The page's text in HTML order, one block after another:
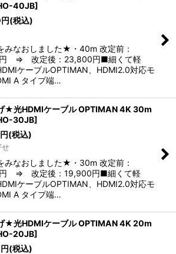
40JB]
円(税込)
みなおしました★・40m 改定前：
⇒ 改定後：23,800円■細くて軽
ケーブルOPTIMAN、HDMI2.0対応モ
A タイプ端…
★光HDMIケーブル OPTIMAN 4K 30m
30JB]
円(税込)
せ
みなおしました★・30m 改定前：
⇒ 改定後：19,900円■細くて軽
ケーブルOPTIMAN、HDMI2.0対応モ
A タイプ端…
★光HDMIケーブル OPTIMAN 4K 20m
20JB]
円(税込)